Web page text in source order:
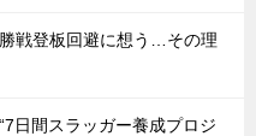
戦登板回避に想う…その理
日間スラッガー養成プロジ